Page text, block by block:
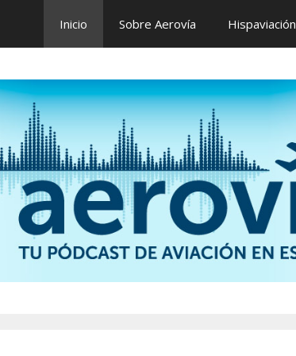
Inicio Sobre Aerovía Hispaviación